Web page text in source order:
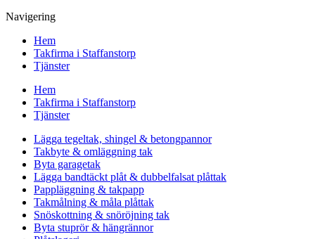
Navigering
Hem
Takfirma i Staffanstorp
Tjänster
Hem
Takfirma i Staffanstorp
Tjänster
Lägga tegeltak, shingel & betongpannor
Takbyte & omläggning tak
Byta garagetak
Lägga bandtäckt plåt & dubbelfalsat plåttak
Pappläggning & takpapp
Takmålning & måla plåttak
Snöskottning & snöröjning tak
Byta stuprör & hängrännor